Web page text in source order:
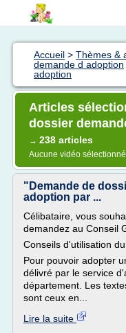
Accueil > Thèmes &
demande d adoption
adoption
Articles
dossier
→ 238 articles
Aucune vidéo
"Demande de
adoption par ...
Célibataire, vous
demandez au Conseil
Conseils d'utilisation
Pour pouvoir adopter
délivré par le service
département. Les
sont ceux en...
Lire la suite